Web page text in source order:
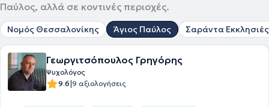
Παύλος, αλλά σε κοντινές περιοχές.
Νομός Θεσσαλονίκης Άγιος Παύλος Σαράντα Εκκλησιές
Γεωργιτσόπουλος Γρηγόρης
Ψυχολόγος
9.6|9 αξιολογήσεις